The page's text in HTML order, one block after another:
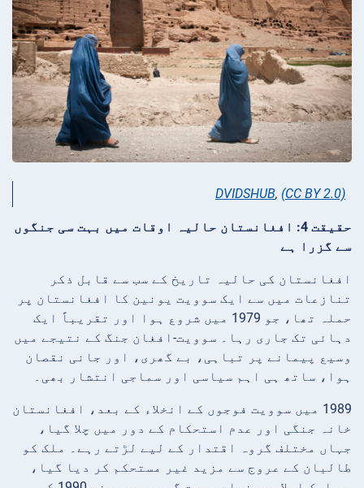
DVIDSHUB, (CC BY 2.0)
حقیقت 4: افغانستان حالیہ اوقات میں بہت سی جنگوں
سے گزرا ہے
افغانستان کی حالیہ تاریخ کے سب سے قابل ذکر
تنازعات میں سے ایک سوویت یونین کا افغانستان پر
حملہ تھا، جو 1979 میں شروع ہوا اور تقریباً ایک
دہائی تک جاری رہا۔ سوویت-افغان جنگ کے نتیجے میں
وسیع پیمانے پر تباہی، بے گھری، اور جانی نقصان
ہوا، ساتھ ہی اہم سیاسی اور سماجی انتشار بھی۔
1989 میں سوویت فوجوں کے انخلاء کے بعد، افغانستان
خانہ جنگی اور عدم استحکام کے دور میں چلا گیا،
جہاں مختلف گروہ اقتدار کے لیے لڑتے رہے۔ ملک کو
طالبان کے عروج سے مزید غیر مستحکم کر دیا گیا،